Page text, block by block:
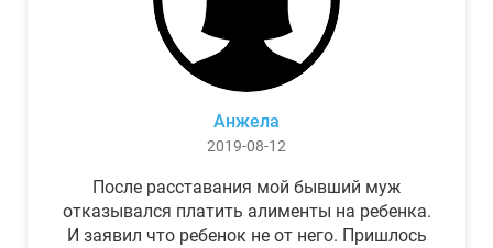
Анжела
2019-08-12
После расставания мой бывший муж
отказывался платить алименты на ребенка.
И заявил что ребенок не от него. Пришлось